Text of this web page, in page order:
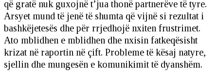
që gratë nuk guxojnë t’jua thonë partnerëve të tyre.
Arsyet mund të jenë të shumta që vijnë si rezultat i
bashkëjetesës dhe për rrjedhojë nxiten frustrimet.
Ato mblidhen e mblidhen dhe nxisin fatkeqësisht
krizat në raportin në çift. Probleme të kësaj natyre,
sjellin dhe mungesën e komunikimit të dyanshëm.